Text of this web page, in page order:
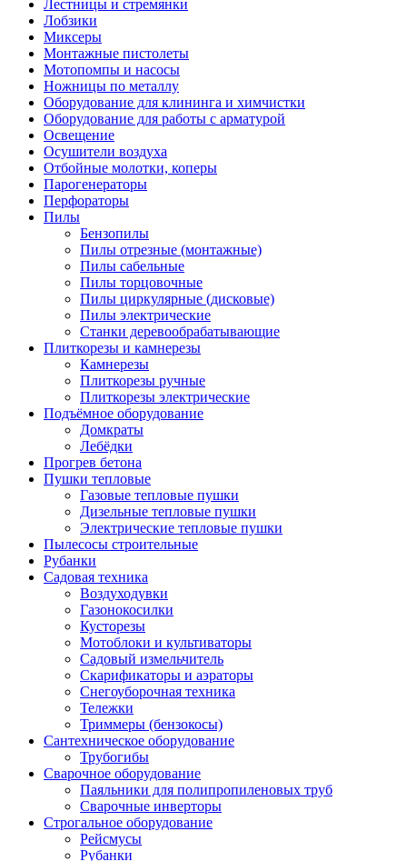
Лестницы и стремянки
Лобзики
Миксеры
Монтажные пистолеты
Мотопомпы и насосы
Ножницы по металлу
Оборудование для клининга и химчистки
Оборудование для работы с арматурой
Освещение
Осушители воздуха
Отбойные молотки, коперы
Парогенераторы
Перфораторы
Пилы
Бензопилы
Пилы отрезные (монтажные)
Пилы сабельные
Пилы торцовочные
Пилы циркулярные (дисковые)
Пилы электрические
Станки деревообрабатывающие
Плиткорезы и камнерезы
Камнерезы
Плиткорезы ручные
Плиткорезы электрические
Подъёмное оборудование
Домкраты
Лебёдки
Прогрев бетона
Пушки тепловые
Газовые тепловые пушки
Дизельные тепловые пушки
Электрические тепловые пушки
Пылесосы строительные
Рубанки
Садовая техника
Воздуходувки
Газонокосилки
Кусторезы
Мотоблоки и культиваторы
Садовый измельчитель
Скарификаторы и аэраторы
Снегоуборочная техника
Тележки
Триммеры (бензокосы)
Сантехническое оборудование
Трубогибы
Сварочное оборудование
Паяльники для полипропиленовых труб
Сварочные инверторы
Строгальное оборудование
Рейсмусы
Рубанки